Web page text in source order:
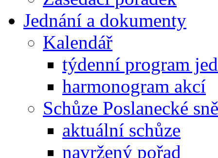
Jednání a dokumenty
Kalendář
týdenní program
harmonogram akcí
Schůze Poslanecké
aktuální schůze
navržený pořad